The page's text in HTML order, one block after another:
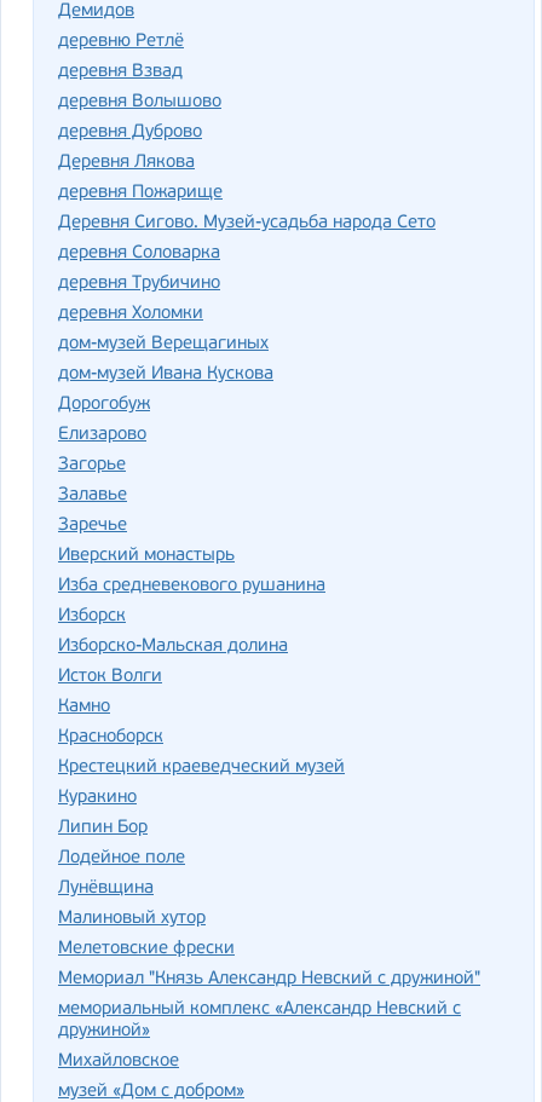
Демидов
деревню Ретлё
деревня Взвад
деревня Волышово
деревня Дуброво
Деревня Лякова
деревня Пожарище
Деревня Сигово. Музей-усадьба народа Сето
деревня Соловарка
деревня Трубичино
деревня Холомки
дом-музей Верещагиных
дом-музей Ивана Кускова
Дорогобуж
Елизарово
Загорье
Залавье
Заречье
Иверский монастырь
Изба средневекового рушанина
Изборск
Изборско-Мальская долина
Исток Волги
Камно
Красноборск
Крестецкий краеведческий музей
Куракино
Липин Бор
Лодейное поле
Лунёвщина
Малиновый хутор
Мелетовские фрески
Мемориал "Князь Александр Невский с дружиной"
мемориальный комплекс «Александр Невский с
дружиной»
Михайловское
музей «Дом с добром»